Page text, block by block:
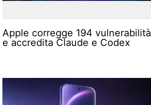
Apple corregge 194 vulnerabilità
e accredita Claude e Codex